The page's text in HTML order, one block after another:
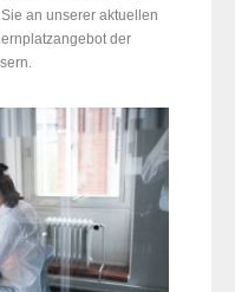
an unserer aktuellen
der